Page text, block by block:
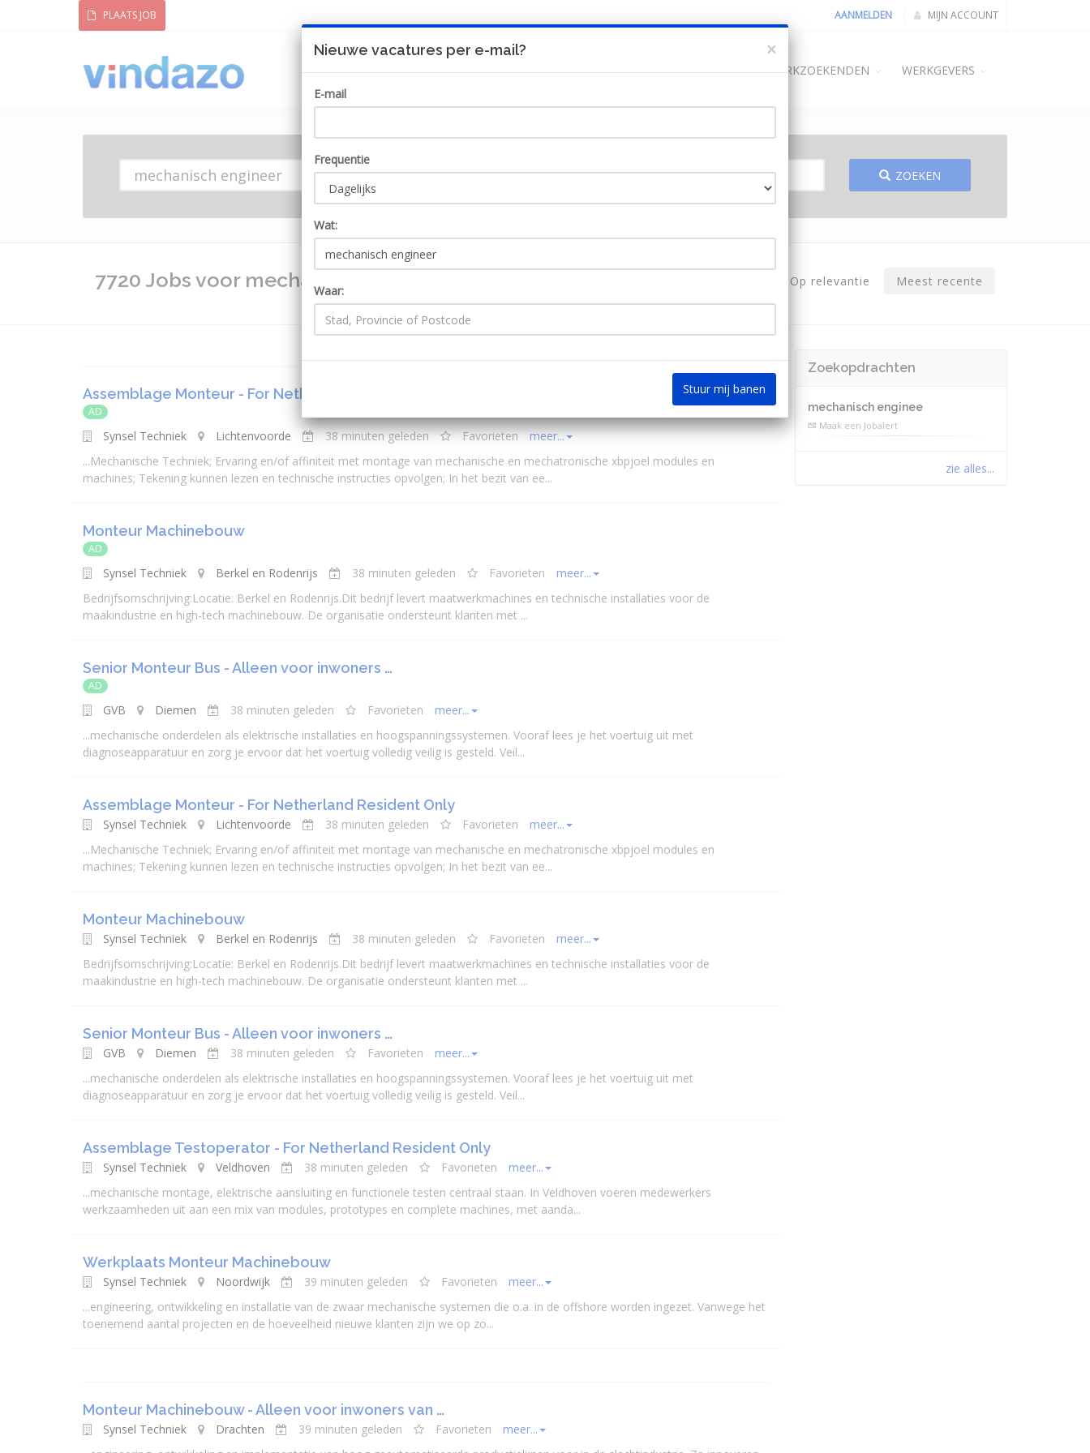
PLAATS JOB AANMELDEN MIJN ACCOUNT
UITNODIGING HOME WERKZOEKENDEN WERKGEVERS
ZOEKEN
7720 Jobs voor mechanisch engineer Op relevantie Meest recente
Assemblage Monteur - For Netherland Resident Only
AD
Synsel Techniek Lichtenvoorde 38 minuten geleden Favorieten
meer...
...Mechanische Techniek; Ervaring en/of affiniteit met montage van mechanische en mechatronische xbpjoel modules en
machines; Tekening kunnen lezen en technische instructies opvolgen; In het bezit van ee...
Monteur Machinebouw
AD
Synsel Techniek Berkel en Rodenrijs 38 minuten geleden Favorieten
meer...
Bedrijfsomschrijving:Locatie: Berkel en Rodenrijs.Dit bedrijf levert maatwerkmachines en technische installaties voor de
maakindustrie en high-tech machinebouw. De organisatie ondersteunt klanten met ...
Senior Monteur Bus - Alleen voor inwoners …
AD
GVB Diemen 38 minuten geleden Favorieten
meer...
...mechanische onderdelen als elektrische installaties en hoogspanningssystemen. Vooraf lees je het voertuig uit met
diagnoseapparatuur en zorg je ervoor dat het voertuig volledig veilig is gesteld. Veil...
Assemblage Monteur - For Netherland Resident Only
Synsel Techniek Lichtenvoorde 38 minuten geleden Favorieten
meer...
...Mechanische Techniek; Ervaring en/of affiniteit met montage van mechanische en mechatronische xbpjoel modules en
machines; Tekening kunnen lezen en technische instructies opvolgen; In het bezit van ee...
Monteur Machinebouw
Synsel Techniek Berkel en Rodenrijs 38 minuten geleden Favorieten
meer...
Bedrijfsomschrijving:Locatie: Berkel en Rodenrijs.Dit bedrijf levert maatwerkmachines en technische installaties voor de
maakindustrie en high-tech machinebouw. De organisatie ondersteunt klanten met ...
Senior Monteur Bus - Alleen voor inwoners …
GVB Diemen 38 minuten geleden Favorieten
meer...
...mechanische onderdelen als elektrische installaties en hoogspanningssystemen. Vooraf lees je het voertuig uit met
diagnoseapparatuur en zorg je ervoor dat het voertuig volledig veilig is gesteld. Veil...
Assemblage Testoperator - For Netherland Resident Only
Synsel Techniek Veldhoven 38 minuten geleden Favorieten
meer...
...mechanische montage, elektrische aansluiting en functionele testen centraal staan. In Veldhoven voeren medewerkers
werkzaamheden uit aan een mix van modules, prototypes en complete machines, met aanda...
Werkplaats Monteur Machinebouw
Synsel Techniek Noordwijk 39 minuten geleden Favorieten
meer...
...engineering, ontwikkeling en installatie van de zwaar mechanische systemen die o.a. in de offshore worden ingezet. Vanwege het
toenemend aantal projecten en de hoeveelheid nieuwe klanten zijn we op zo...
Monteur Machinebouw - Alleen voor inwoners van …
Synsel Techniek Drachten 39 minuten geleden Favorieten
meer...
Zoekopdrachten
mechanisch enginee
Maak een Jobalert
zie alles...
×
Nieuwe vacatures per e-mail?
E-mail
Frequentie
Wat:
Waar:
Stuur mij banen